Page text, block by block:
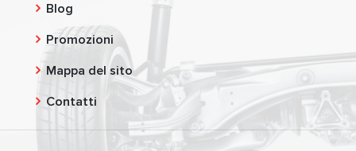
Blog
Promozioni
Mappa del sito
Contatti